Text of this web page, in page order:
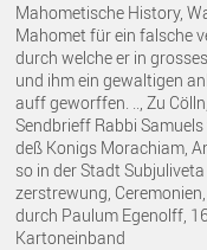
Mahometische History,
Mahomet für ein falsche
durch welche er in
und ihm ein gewaltigen
auff geworffen. .., Zu
Sendbrieff Rabbi
deß Konigs Morachiam,
so in der Stadt
zerstrewung,
durch Paulum Egenolff,
Kartoneinband